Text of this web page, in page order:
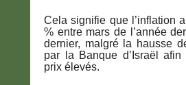
Cela signifie que l’inflation
% entre mars de l’année
dernier, malgré la hausse
par la Banque d’Israël afin
prix élevés.